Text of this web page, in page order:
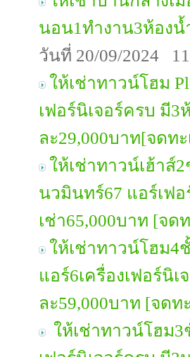
นอน1ทำงาน3ห้องน้
วันที่ 20/09/2024
ให้เช่าทาวน์โฮม
เฟอร์นิเจอร์ครบ มี
ละ29,000บาท[จดท
ให้เช่าทาวน์เฮ้าส์
นวมินทร์67 แอร์เฟ
เช่า65,000บาท [จด
ให้เช่าทาวน์โฮม4
แอร์6เครื่องเฟอร์นิ
ละ59,000บาท [จด
ให้เช่าทาวน์โฮม